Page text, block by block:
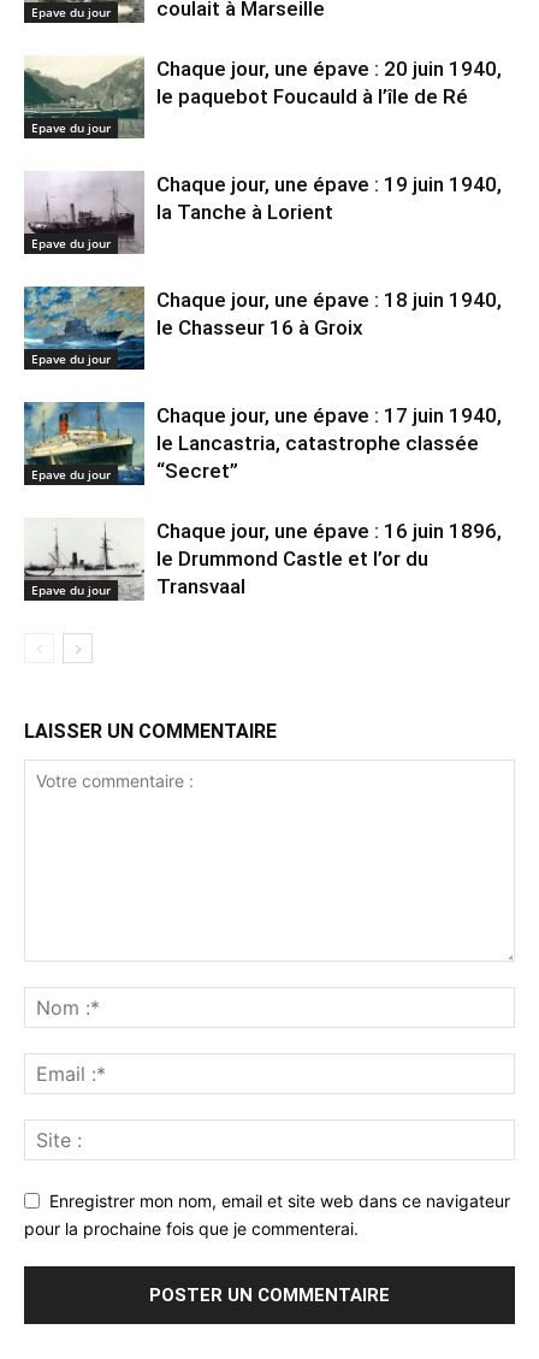
Epave du jour coulait à Marseille
Epave du jour
Chaque jour, une épave : 20 juin 1940,
le paquebot Foucauld à l’île de Ré
Epave du jour
Chaque jour, une épave : 19 juin 1940,
la Tanche à Lorient
Epave du jour
Chaque jour, une épave : 18 juin 1940,
le Chasseur 16 à Groix
Epave du jour
Chaque jour, une épave : 17 juin 1940,
le Lancastria, catastrophe classée
“Secret”
Epave du jour
Chaque jour, une épave : 16 juin 1896,
le Drummond Castle et l’or du
Transvaal
LAISSER UN COMMENTAIRE
Enregistrer mon nom, email et site web dans ce navigateur
pour la prochaine fois que je commenterai.